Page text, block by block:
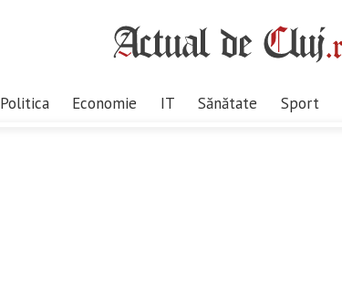
Politica Economie IT Sănătate Sport